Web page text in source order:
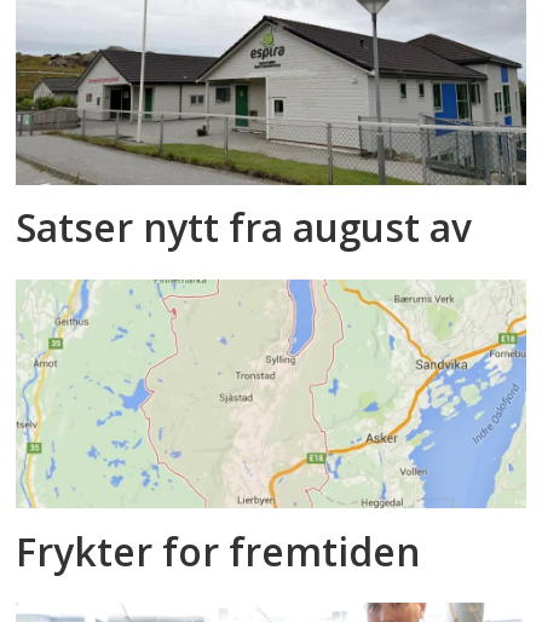
Satser nytt fra august av
Frykter for fremtiden